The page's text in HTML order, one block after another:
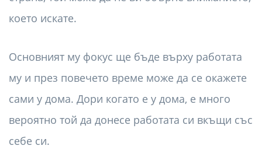
което искате.
Основният му фокус ще бъде върху работата
му и през повечето време може да се окажете
сами у дома. Дори когато е у дома, е много
вероятно той да донесе работата си вкъщи със
себе си.